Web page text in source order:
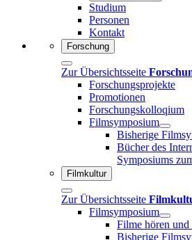
Studium
Personen
Kontakt
Forschung
Zur Übersichtsseite
Forschungsprojekte
Promotionen
Forschungskolloqium
Filmsymposium
Bisherige
Bücher des
Symposiums
Filmkultur
Zur Übersichtsseite
Filmsymposium
Filme hören und
Bisherige